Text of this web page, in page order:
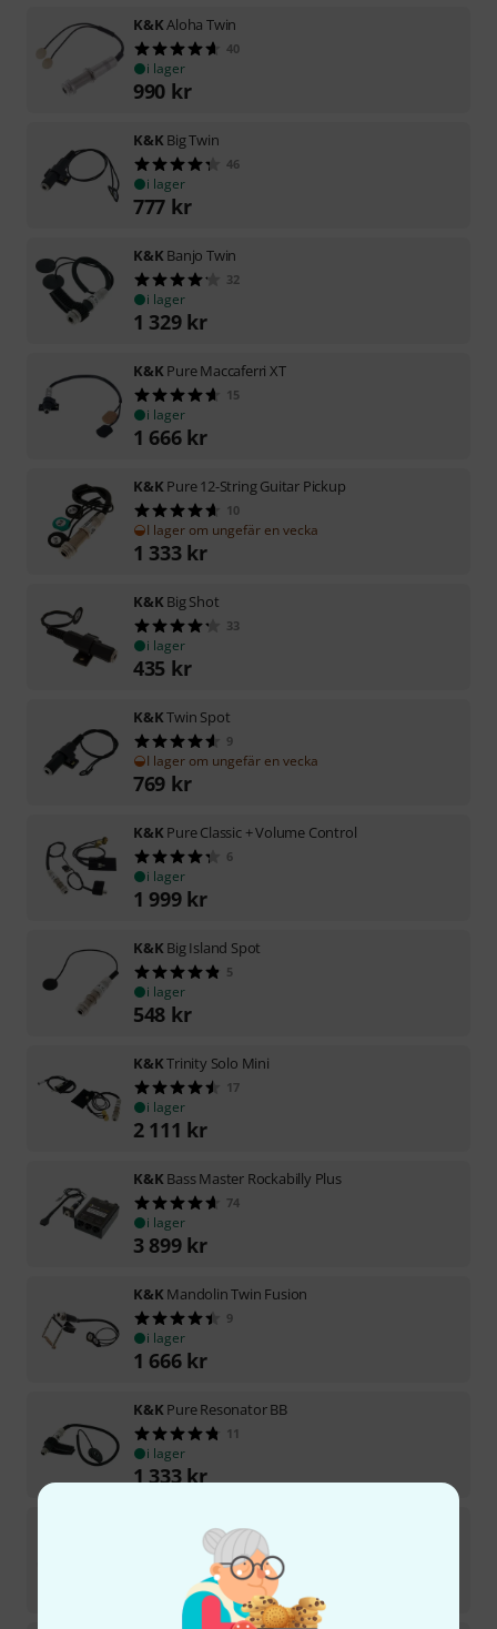
K&KAloha Twin
40
i lager
990 kr
K&K Big Twin
46
i lager
777 kr
K&K Banjo Twin
32
i lager
1 329 kr
K&K Pure Maccaferri XT
15
i lager
1 666 kr
K&K Pure 12-String Guitar Pickup
10
I lager om ungefär en vecka
1 333 kr
K&K Big Shot
33
i lager
435 kr
K&KTwin Spot
9
I lager om ungefär en vecka
769 kr
K&K Pure Classic + Volume Control
6
i lager
1 999 kr
K&K Big Island Spot
5
i lager
548 kr
K&KTrinity Solo Mini
17
i lager
2 111 kr
K&K Bass Master Rockabilly Plus
74
i lager
3 899 kr
K&K Mandolin Twin Fusion
9
i lager
1 666 kr
K&K Pure Resonator BB
11
i lager
1 333 kr
Dual Channel Pro Preamp
kr